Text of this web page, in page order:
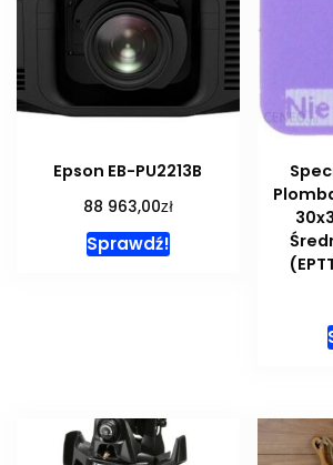
Epson EB-PU2213B
88 963,00zł
Sprawdź!